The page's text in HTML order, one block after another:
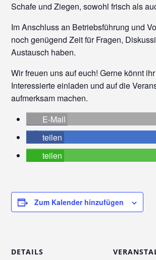
Schafe und Ziegen, sowohl frisch als
Im Anschluss an Betriebsführung und
noch genügend Zeit für Fragen,
Austausch haben.
Wir freuen uns auf euch! Gerne könnt
Interessierte einladen und auf die
aufmerksam machen.
E-Mail
teilen
teilen
Zum Kalender hinzufügen
DETAILS